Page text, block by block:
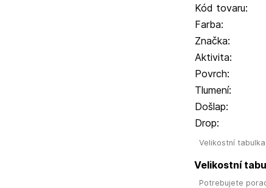
Kód tovaru:
Farba:
Značka:
Aktivita:
Povrch:
Tlumení:
Došlap:
Drop:
Velikostní tabulka
Velikostní
Potrebujete